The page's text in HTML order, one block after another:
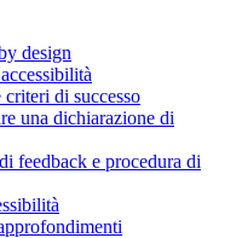
design
di successo
una dichiarazione di
feedback e procedura di